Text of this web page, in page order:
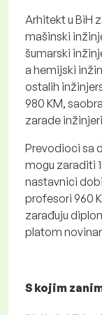
Arhitekt u BiH
mašinski
šumarski
a hemijski
ostalih
980 KM,
zarade
Prevodioci sa
mogu zaraditi
nastavnici
profesori 960
zarađuju
platom
S kojim